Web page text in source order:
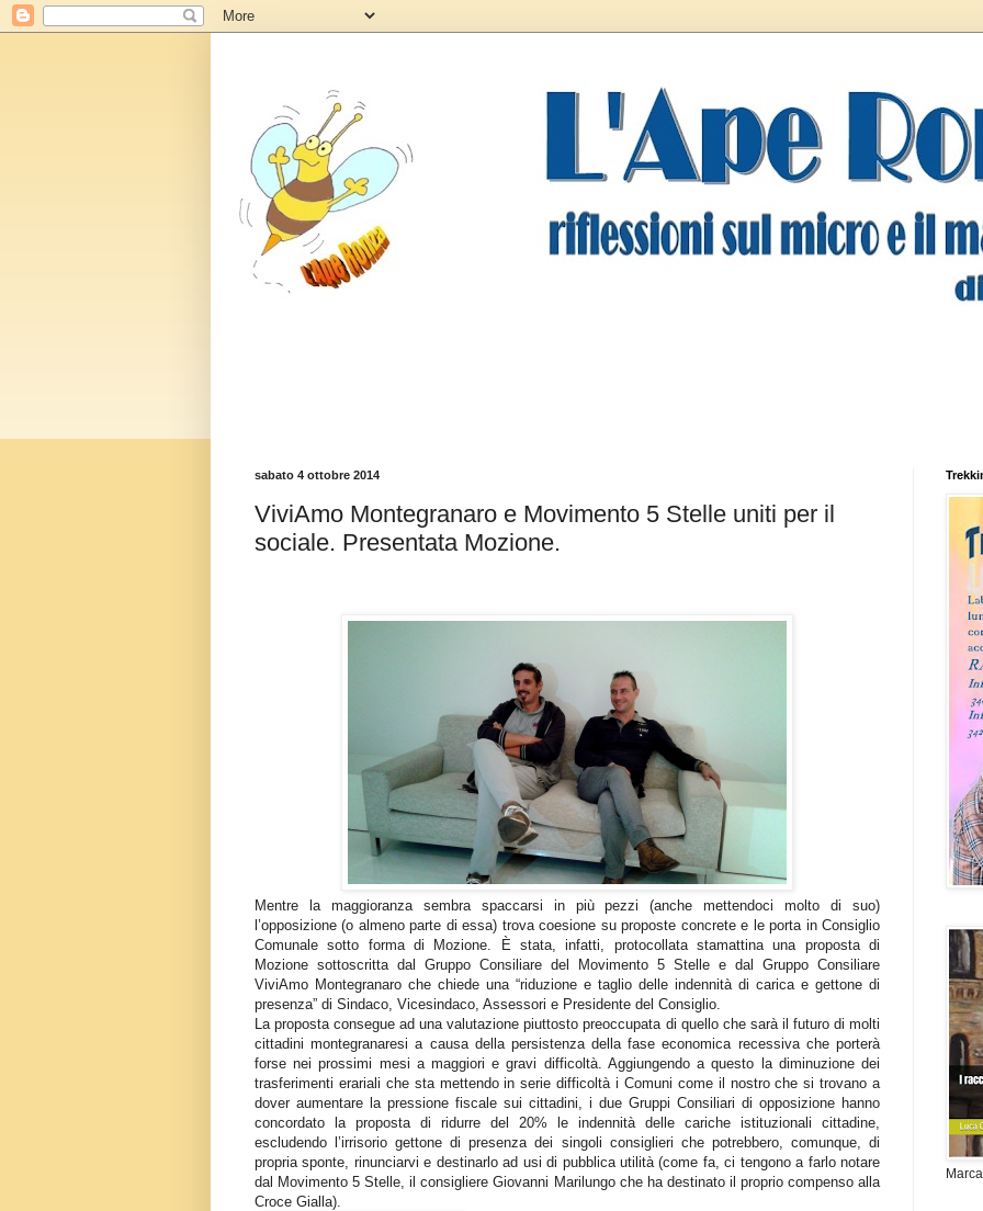
sabato 4 ottobre 2014
ViviAmo Montegranaro e Movimento 5 Stelle uniti per il
sociale. Presentata Mozione.
Mentre la maggioranza sembra spaccarsi in più pezzi (anche mettendoci molto di suo)
l’opposizione (o almeno parte di essa) trova coesione su proposte concrete e le porta in Consiglio
Comunale sotto forma di Mozione. È stata, infatti, protocollata stamattina una proposta di
Mozione sottoscritta dal Gruppo Consiliare del Movimento 5 Stelle e dal Gruppo Consiliare
ViviAmo Montegranaro che chiede una “riduzione e taglio delle indennità di carica e gettone di
presenza” di Sindaco, Vicesindaco, Assessori e Presidente del Consiglio.
La proposta consegue ad una valutazione piuttosto preoccupata di quello che sarà il futuro di molti
cittadini montegranaresi a causa della persistenza della fase economica recessiva che porterà
forse nei prossimi mesi a maggiori e gravi difficoltà. Aggiungendo a questo la diminuzione dei
trasferimenti erariali che sta mettendo in serie difficoltà i Comuni come il nostro che si trovano a
dover aumentare la pressione fiscale sui cittadini, i due Gruppi Consiliari di opposizione hanno
concordato la proposta di ridurre del 20% le indennità delle cariche istituzionali cittadine,
escludendo l’irrisorio gettone di presenza dei singoli consiglieri che potrebbero, comunque, di
propria sponte, rinunciarvi e destinarlo ad usi di pubblica utilità (come fa, ci tengono a farlo notare
dal Movimento 5 Stelle, il consigliere Giovanni Marilungo che ha destinato il proprio compenso alla
Croce Gialla).
Marca